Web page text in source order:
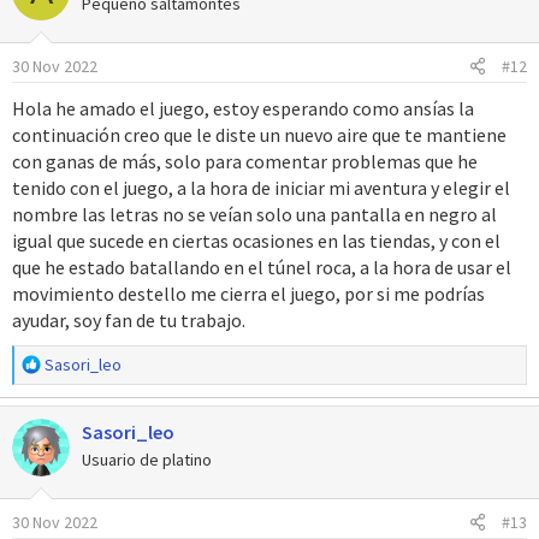
i
o
n
s
:
30 Nov 2022 #12
Hola he amado el juego, estoy esperando como ansías la
continuación creo que le diste un nuevo aire que te mantiene
con ganas de más, solo para comentar problemas que he
tenido con el juego, a la hora de iniciar mi aventura y elegir el
nombre las letras no se veían solo una pantalla en negro al
igual que sucede en ciertas ocasiones en las tiendas, y con el
que he estado batallando en el túnel roca, a la hora de usar el
movimiento destello me cierra el juego, por si me podrías
ayudar, soy fan de tu trabajo.
R
e
a
c
c
i
o
n
Sasori_leo
Sasori_leo
Usuario de platino
30 Nov 2022 #13